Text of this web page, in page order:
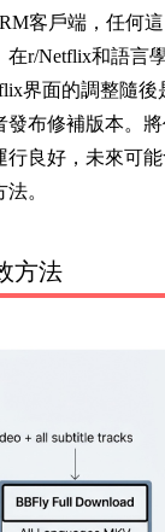
客戶端，任何這
在r/Netflix和語言
界面的調整隨後
發布修補版本。
良好，未來可能
。
方法